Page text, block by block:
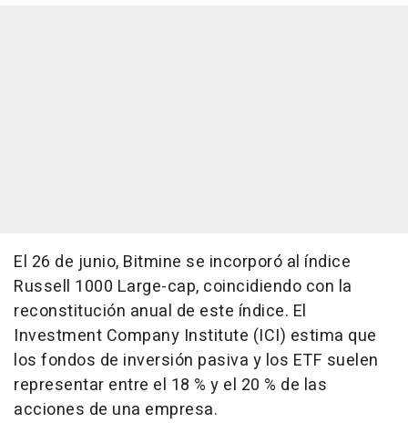
El 26 de junio, Bitmine se incorporó al índice
Russell 1000 Large-cap, coincidiendo con la
reconstitución anual de este índice. El
Investment Company Institute (ICI) estima que
los fondos de inversión pasiva y los ETF suelen
representar entre el 18 % y el 20 % de las
acciones de una empresa.